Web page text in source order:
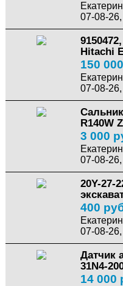
07-08-
Hitachi
150
07-08-
R140W
3 000
07-08-
20Y-27-
400
07-08-
Датчик
31N4-
14 000